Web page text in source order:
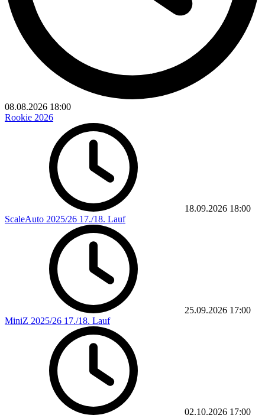
08.08.2026 18:00
Rookie 2026
18.09.2026 18:00
ScaleAuto 2025/26 17./18. Lauf
25.09.2026 17:00
MiniZ 2025/26 17./18. Lauf
02.10.2026 17:00